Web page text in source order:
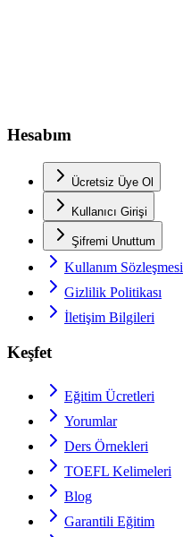
Hesabım
Ücretsiz Üye Ol
Kullanıcı Girişi
Şifremi Unuttum
Kullanım Sözleşmesi
Gizlilik Politikası
İletişim Bilgileri
Keşfet
Eğitim Ücretleri
Yorumlar
Ders Örnekleri
TOEFL Kelimeleri
Blog
Garantili Eğitim